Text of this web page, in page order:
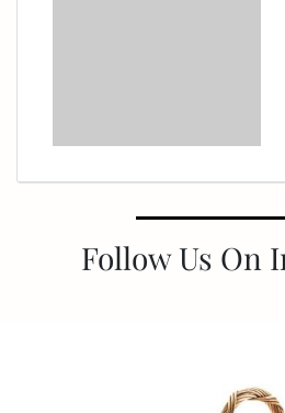
Follow Us On